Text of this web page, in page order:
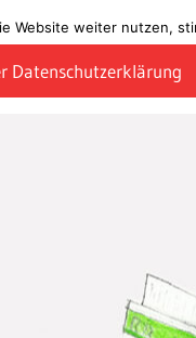
Website weiter nutzen,
Datenschutzerklärung